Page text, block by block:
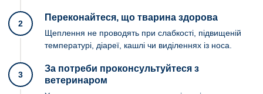
2
Переконайтеся, що тварина здорова
Щеплення не проводять при слабкості, підвищеній
температурі, діареї, кашлі чи виділеннях із носа.
3
За потреби проконсультуйтеся з
ветеринаром